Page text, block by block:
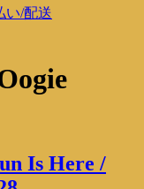
い/配送
Is Here /